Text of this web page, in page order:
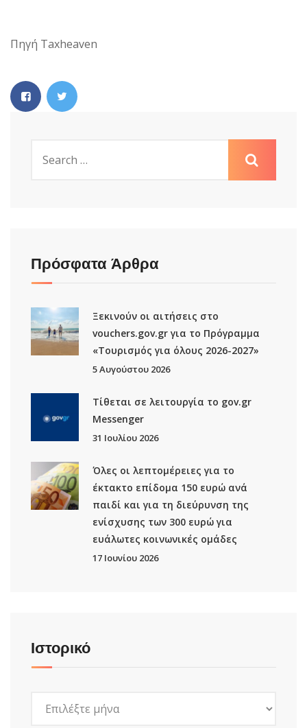
Πηγή Taxheaven
Πρόσφατα Άρθρα
Ξεκινούν οι αιτήσεις στο
vouchers.gov.gr για το Πρόγραμμα
«Τουρισμός για όλους 2026-2027»
5 Αυγούστου 2026
Τίθεται σε λειτουργία το gov.gr
Μessenger
31 Ιουλίου 2026
Όλες οι λεπτομέρειες για το
έκτακτο επίδομα 150 ευρώ ανά
παιδί και για τη διεύρυνση της
ενίσχυσης των 300 ευρώ για
ευάλωτες κοινωνικές ομάδες
17 Ιουνίου 2026
Ιστορικό